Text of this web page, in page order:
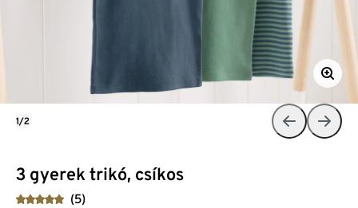
3 gyerek trikó, csíkos
(5)
1/2